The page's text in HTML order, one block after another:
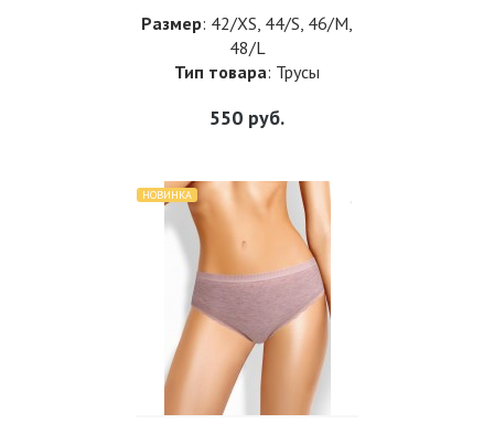
Размер: 42/XS, 44/S, 46/M,
48/L
Тип товара: Трусы
550 руб.
НОВИНКА